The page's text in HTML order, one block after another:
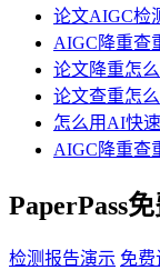
论文AIGC检
AIGC降重查
论文降重怎
论文查重怎
怎么用AI快
AIGC降重查
PaperPass
检测报告演示 免费